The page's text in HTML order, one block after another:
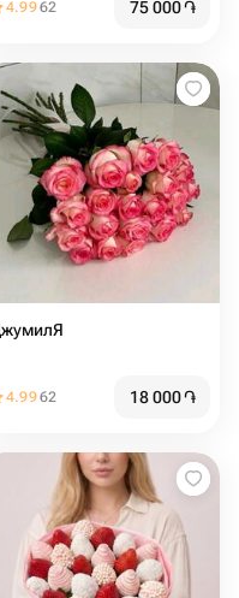
4.9962 75 000֏
4.9962 18 000֏